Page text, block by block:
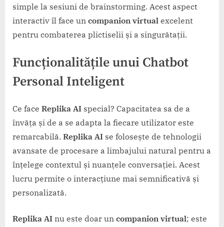
simple la sesiuni de brainstorming. Acest aspect
interactiv îl face un companion virtual excelent
pentru combaterea plictiselii și a singurătații.
Funcționalitățile unui Chatbot
Personal Inteligent
Ce face Replika AI special? Capacitatea sa de a
învăța și de a se adapta la fiecare utilizator este
remarcabilă. Replika AI se folosește de tehnologii
avansate de procesare a limbajului natural pentru a
înțelege contextul și nuanțele conversației. Acest
lucru permite o interacțiune mai semnificativă și
personalizată.
Replika AI nu este doar un companion virtual; este